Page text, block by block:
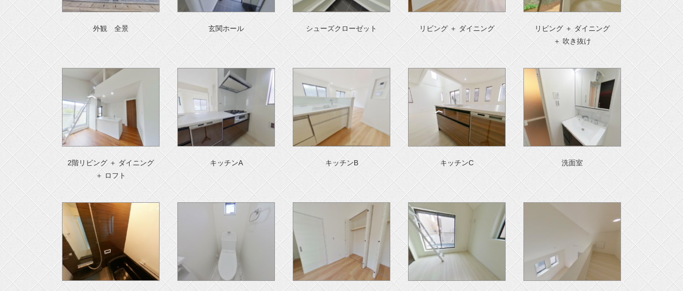
外観 全景 玄関ホール シューズクローゼット リビング ＋ ダイニング
リビング ＋ ダイニング
＋ 吹き抜け
2階リビング ＋ ダイニング
＋ ロフト
キッチンA キッチンB キッチンC 洗面室